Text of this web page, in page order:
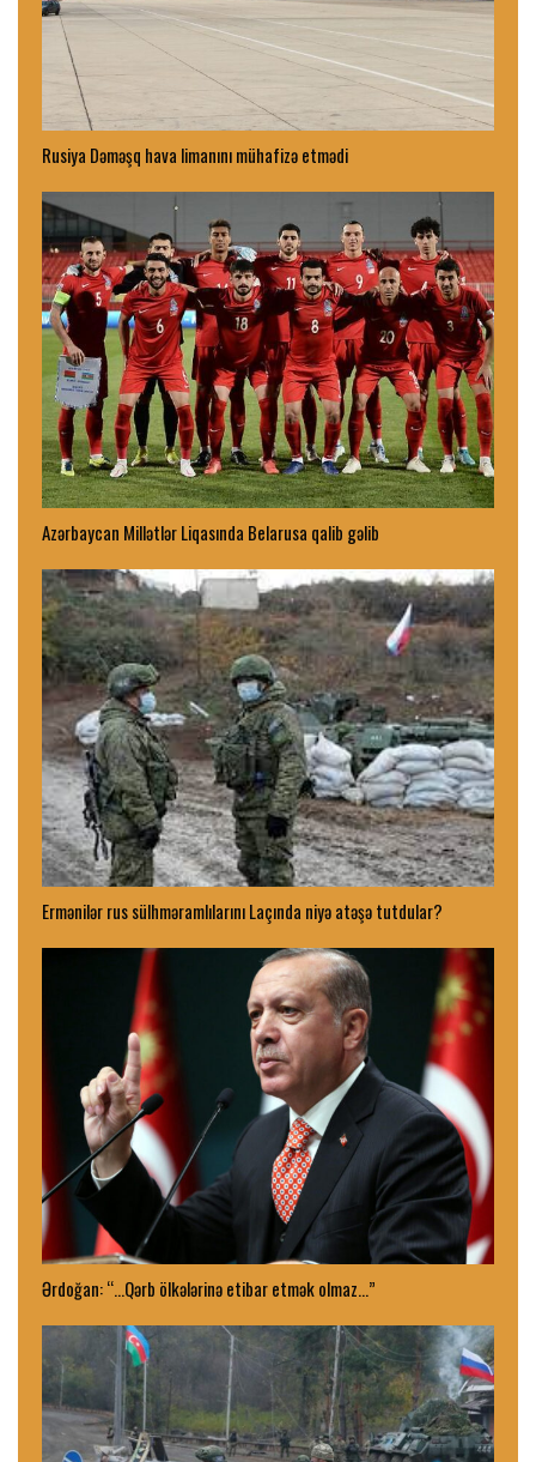
Rusiya Dəməşq hava limanını mühafizə etmədi
Azərbaycan Millətlər Liqasında Belarusa qalib gəlib
Ermənilər rus sülhməramlılarını Laçında niyə atəşə tutdular?
Ərdoğan: “…Qərb ölkələrinə etibar etmək olmaz…”